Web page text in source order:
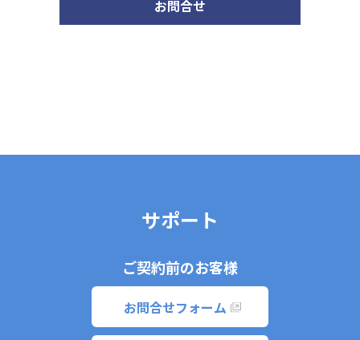
お問合せ
サポート
ご契約前のお客様
お問合せフォーム